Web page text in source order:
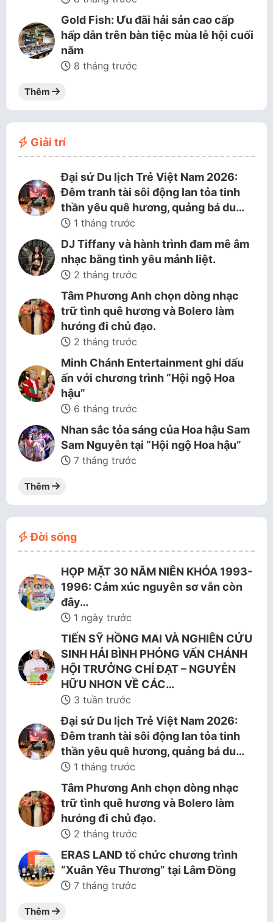
Gold Fish: Ưu đãi hải sản cao cấp
hấp dẫn trên bàn tiệc mùa lễ hội cuối
năm
8 tháng trước
Thêm
Giải trí
Đại sứ Du lịch Trẻ Việt Nam 2026:
Đêm tranh tài sôi động lan tỏa tinh
thần yêu quê hương, quảng bá du…
1 tháng trước
DJ Tiffany và hành trình đam mê âm
nhạc bằng tình yêu mảnh liệt.
2 tháng trước
Tâm Phương Anh chọn dòng nhạc
trữ tình quê hương và Bolero làm
hướng đi chủ đạo.
2 tháng trước
Minh Chánh Entertainment ghi dấu
ấn với chương trình “Hội ngộ Hoa
hậu”
6 tháng trước
Nhan sắc tỏa sáng của Hoa hậu Sam
Sam Nguyễn tại “Hội ngộ Hoa hậu”
7 tháng trước
Thêm
Đời sống
HỌP MẶT 30 NĂM NIÊN KHÓA 1993-
1996: Cảm xúc nguyên sơ vẫn còn
đây…
1 ngày trước
TIẾN SỸ HỒNG MAI VÀ NGHIÊN CỨU
SINH HẢI BÌNH PHỎNG VẤN CHÁNH
HỘI TRƯỞNG CHÍ ĐẠT – NGUYỄN
HỮU NHƠN VỀ CÁC…
3 tuần trước
Đại sứ Du lịch Trẻ Việt Nam 2026:
Đêm tranh tài sôi động lan tỏa tinh
thần yêu quê hương, quảng bá du…
1 tháng trước
Tâm Phương Anh chọn dòng nhạc
trữ tình quê hương và Bolero làm
hướng đi chủ đạo.
2 tháng trước
ERAS LAND tổ chức chương trình
“Xuân Yêu Thương” tại Lâm Đồng
7 tháng trước
Thêm